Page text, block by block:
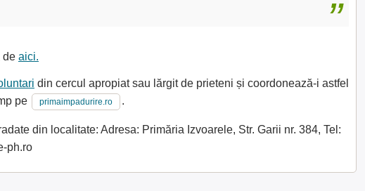
de aici.
din cercul apropiat sau lărgit de prieteni și coordonează-i astfel
pe
primaimpadurire.ro .
din localitate: Adresa: Primăria Izvoarele, Str. Garii nr. 384, Tel:
ph.ro